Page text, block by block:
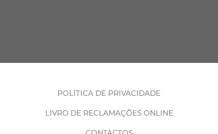
POLÍTICA DE PRIVACIDADE
LIVRO DE RECLAMAÇÕES ONLINE